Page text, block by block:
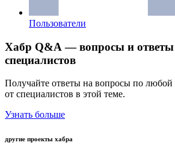
Пользователи
Хабр Q&A — вопросы и ответы
специалистов
Получайте ответы на вопросы по любой
от специалистов в этой теме.
Узнать больше
другие проекты хабра